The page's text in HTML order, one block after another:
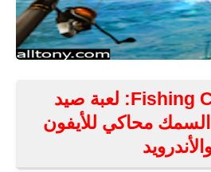
تحميل Fishing Clash: لعبة صيد
محاكي للأيفون